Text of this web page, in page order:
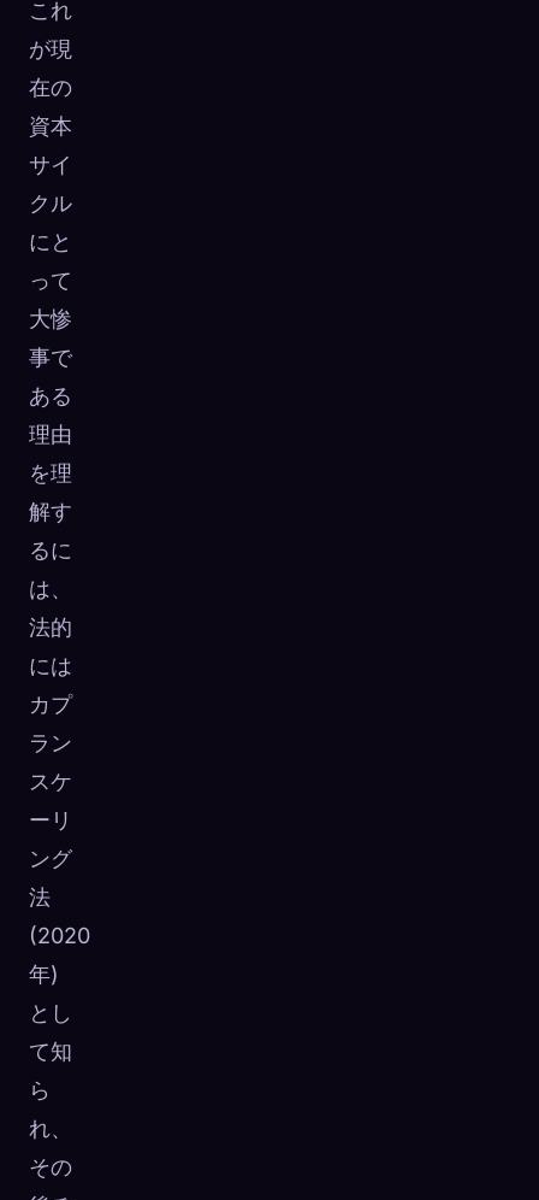
これ
が現
在の
資本
サイ
クル
にと
って
大惨
事で
ある
理由
を理
解す
るに
は、
法的
には
カプ
ラン
スケ
ーリ
ング
法
(2020
年)
とし
て知
ら
れ、
その